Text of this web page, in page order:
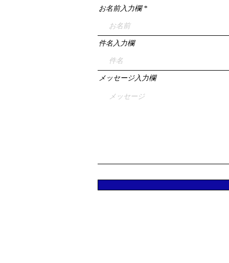
お名前入力欄
件名入力欄
メッセージ入力欄